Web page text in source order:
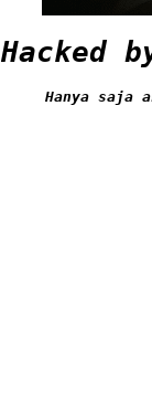
Hacked
Hanya saja